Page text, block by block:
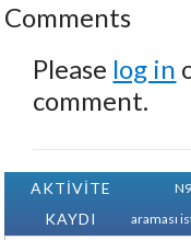
Comments
Please log in
comment.
AKTİVİTE
KAYDI
araması